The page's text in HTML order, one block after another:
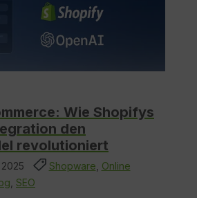
Wie Shopifys
den
revolutioniert
Shopware Online
SEO